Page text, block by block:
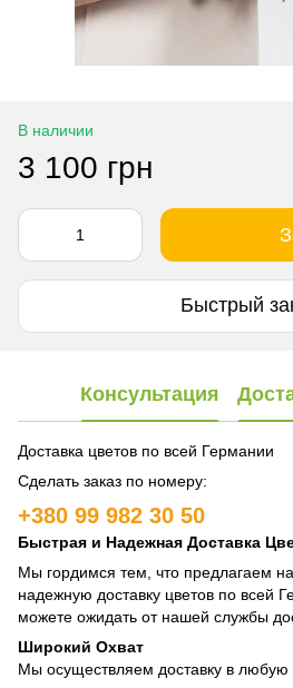
В наличии
3 100 грн
Быстрый
Консультация
Доставка цветов по всей Германии
Сделать заказ по номеру:
+380 99 982 30 50
Быстрая и Надежная Доставка
Мы гордимся тем, что предлагаем
надежную доставку цветов по всей
можете ожидать от нашей службы
Широкий Охват
Мы осуществляем доставку в любую